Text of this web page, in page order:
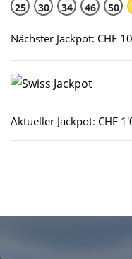
25 30 34 46 50
Nächster Jackpot: CHF
Aktueller Jackpot: CHF